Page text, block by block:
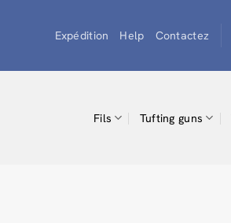
Expédition Help Contactez
Fils Tufting guns